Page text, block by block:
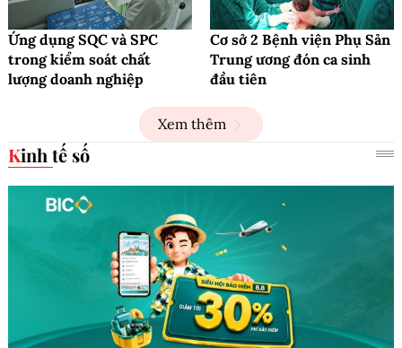
Ứng dụng SQC và SPC
trong kiểm soát chất
lượng doanh nghiệp
Cơ sở 2 Bệnh viện Phụ Sản
Trung ương đón ca sinh
đầu tiên
Xem thêm
Kinh tế số